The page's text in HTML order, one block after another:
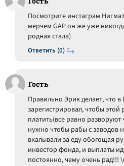
Ответить (0)
Посмотрите инстаграм
мерчем GAP он же уже
родная стала)
Гость
Правильно Эрик делает, что
зарегистрировал, чтобы этой
платить(все равно
нужно чтобы рабы с заводов
вкалывали за еду обогощая
инвестор фонда, и выплаты
постоянно, чему очень рад!!!